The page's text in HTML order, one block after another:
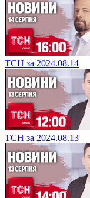
ТСН за 2024.08.14
ТСН за 2024.08.13